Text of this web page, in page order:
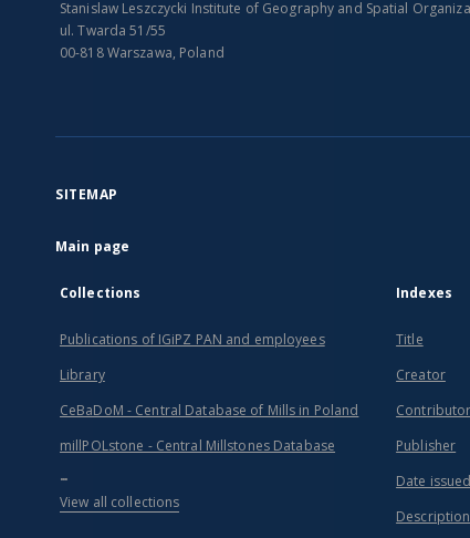
Stanislaw Leszczycki Institute of Geography and Spatial
ul. Twarda 51/55
00-818 Warszawa, Poland
SITEMAP
Main page
Collections
Publications of IGiPZ PAN and employees
Library
CeBaDoM - Central Database of Mills in Poland
millPOLstone - Central Millstones Database
...
View all collections
Indexes
Title
Creator
Contributor
Publisher
Date
Description